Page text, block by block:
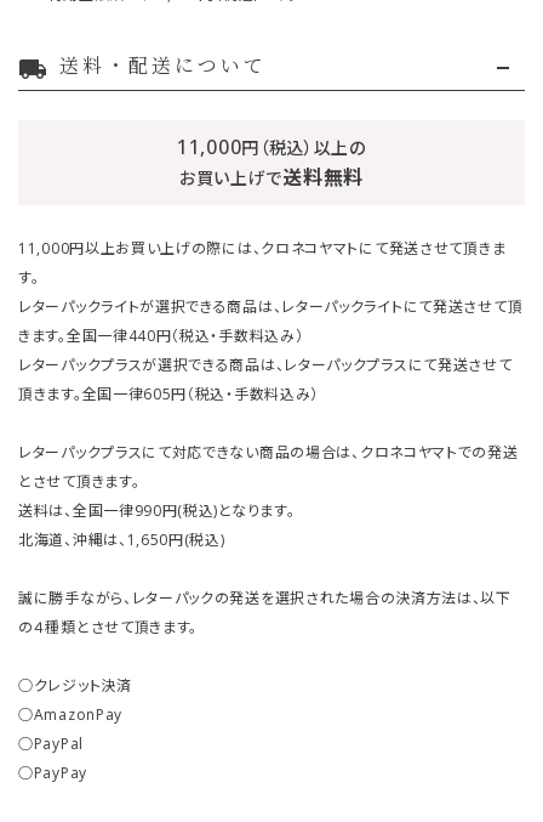
local_shipping 送料・配送について
11,000円（税込）以上の
お買い上げで送料無料
11,000円以上お買い上げの際には、クロネコヤマトにて発送させて頂きま
す。
レターパックライトが選択できる商品は、レターパックライトにて発送させて頂
きます。全国一律440円（税込・手数料込み）
レターパックプラスが選択できる商品は、レターパックプラスにて発送させて
頂きます。全国一律605円（税込・手数料込み）
レターパックプラスにて対応できない商品の場合は、クロネコヤマトでの発送
とさせて頂きます。
送料は、全国一律990円(税込)となります。
北海道、沖縄は、1,650円(税込)
誠に勝手ながら、レターパックの発送を選択された場合の決済方法は、以下
の４種類とさせて頂きます。
○クレジット決済
○AmazonPay
○PayPal
○PayPay